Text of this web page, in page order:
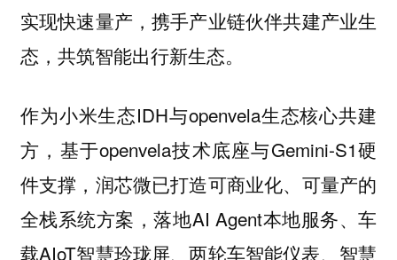
实现快速量产，携手产业链伙伴共建产业生
态，共筑智能出行新生态。
作为小米生态IDH与openvela生态核心共建
方，基于openvela技术底座与Gemini‑S1硬
件支撑，润芯微已打造可商业化、可量产的
全栈系统方案，落地AI Agent本地服务、车
载AIoT智慧玲珑屏、两轮车智能仪表、智慧